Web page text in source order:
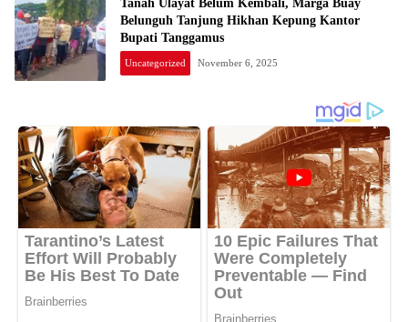
Tanah Ulayat Belum Kembali, Marga Buay
Belunguh Tanjung Hikhan Kepung Kantor
Bupati Tanggamus
Uncategorized November 6, 2025